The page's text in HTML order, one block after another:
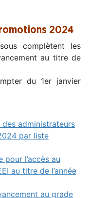
2024
complètent les
au titre de
du 1er janvier
administrateurs
par liste
pour l’accès au
au titre de l’année
au grade